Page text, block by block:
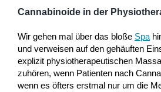
Cannabinoide in der
Wir gehen mal über das bloße Spa
und verweisen auf den gehäuften
explizit physiotherapeutischen
zuhören, wenn Patienten nach
wenn es öfters erstmal nur um die